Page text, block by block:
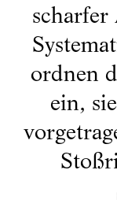
ordnen
ein,